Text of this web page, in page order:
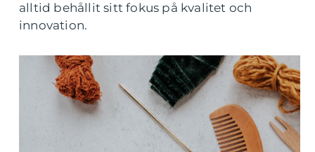
alltid behållit sitt fokus på kvalitet och
innovation.